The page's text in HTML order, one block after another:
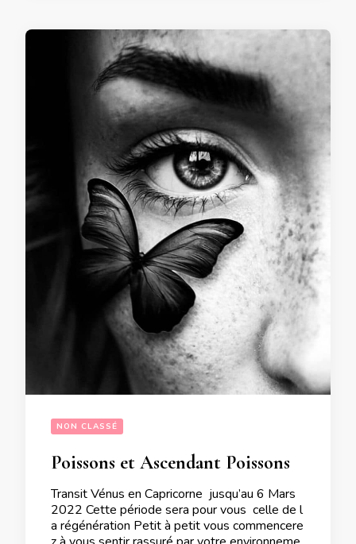
NON CLASSÉ
Transit Vénus en Capricorne jusqu’au 6 Mars
2022 Cette période sera pour vous celle de l
a régénération Petit à petit vous commencere